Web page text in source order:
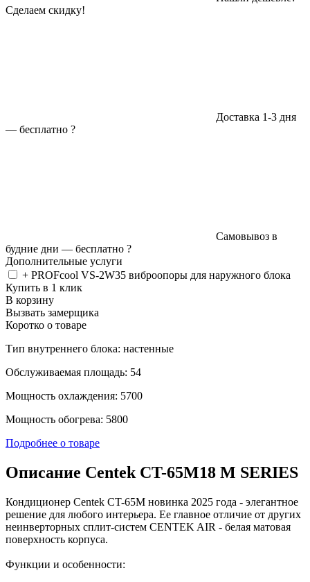
Сделаем скидку!
Доставка 1-3 дня
— бесплатно ?
Самовывоз в
будние дни — бесплатно ?
Дополнительные услуги
+ PROFcool VS-2W35 виброопоры для наружного блока
Купить в 1 клик
В корзину
Вызвать замерщика
Коротко о товаре
Тип внутреннего блока: настенные
Обслуживаемая площадь: 54
Мощность охлаждения: 5700
Мощность обогрева: 5800
Подробнее о товаре
Описание Centek CT-65M18 M SERIES
Кондиционер Centek CT-65M новинка 2025 года - элегантное
решение для любого интерьера. Ее главное отличие от других
неинверторных сплит-систем CENTEK AIR - белая матовая
поверхность корпуса.
Функции и особенности: